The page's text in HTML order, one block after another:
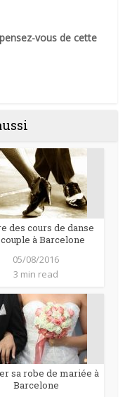
vous de cette
des cours de danse
à Barcelone
05/08/2016
3 min read
sa robe de mariée à
Barcelone